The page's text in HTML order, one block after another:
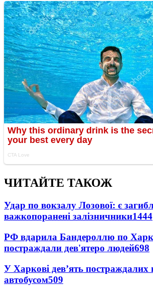
ЧИТАЙТЕ ТАКОЖ
Удар по вокзалу Лозової: є
важкопоранені залізничники1444
РФ вдарила Бандероллю по
постраждали дев'ятеро людей698
У Харкові дев’ять
автобусом509